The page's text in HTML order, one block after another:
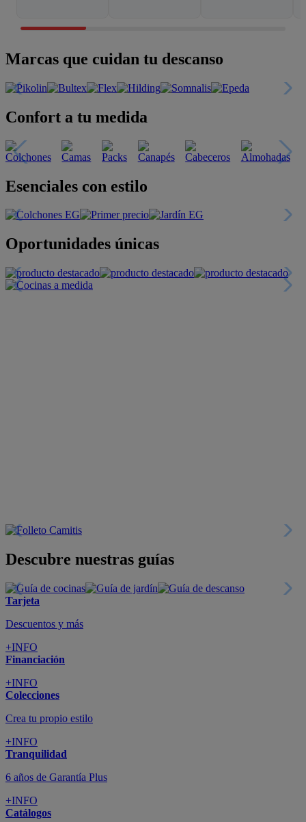
Marcas que cuidan tu descanso
Confort a tu medida
Esenciales con estilo
Oportunidades únicas
Descubre nuestras guías
Tarjeta
Descuentos y más
+INFO
Financiación
+INFO
Colecciones
Crea tu propio estilo
+INFO
Tranquilidad
6 años de Garantía Plus
+INFO
Catálogos